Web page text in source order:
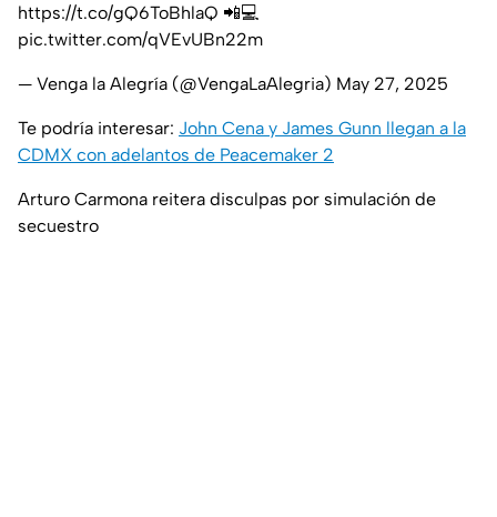
https://t.co/gQ6ToBhlaQ 📲💻
pic.twitter.com/qVEvUBn22m
— Venga la Alegría (@VengaLaAlegria) May 27, 2025
Te podría interesar: John Cena y James Gunn llegan a la
CDMX con adelantos de Peacemaker 2
Arturo Carmona reitera disculpas por simulación de
secuestro